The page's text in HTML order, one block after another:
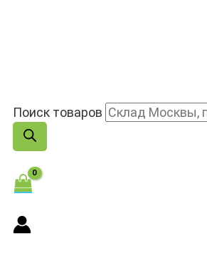
Поиск товаров